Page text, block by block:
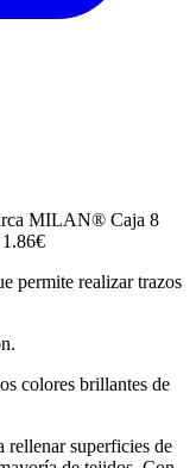
MILAN® Caja 8
permite realizar trazos
colores brillantes de
rellenar superficies de